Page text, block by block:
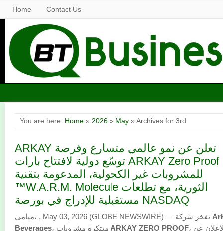
Home Contact Us
You are here: Home » 2026 » May » Archives for 3rd
ARKAY تعلن عن نمو عالمي متسارع وفرصة
توسّع دولية لافتتاح بارات ARKAY Zero Proof
للمشروبات غير الكحولية، المدعومة بتقنية
™W.A.R.M. Molecule الثورية، مع تطلعات
مستقبلية للإدراج في بورصة NASDAQ
Beverages
ARKAY ZERO PROOF، بالإعلان عن